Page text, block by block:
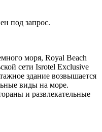
под запрос.
моря, Royal Beach
сети Isrotel Exclusive
здание возвышается
виды на море.
и развлекательные